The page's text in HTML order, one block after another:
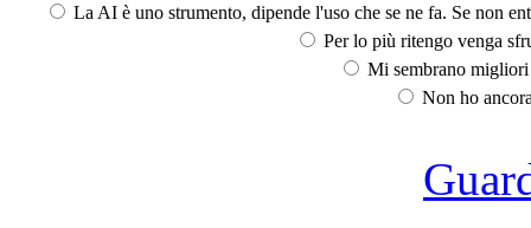
La AI è uno strumento, dipende l'uso che se ne fa. Se non
Per lo più ritengo venga
Mi sembrano
Non ho